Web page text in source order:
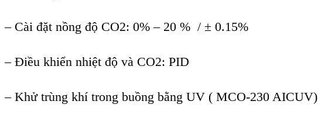
– Cài đặt nồng độ CO2: 0% – 20 % / ± 0.15%
– Điều khiển nhiệt độ và CO2: PID
– Khử trùng khí trong buồng bằng UV ( MCO-230 AICUV)